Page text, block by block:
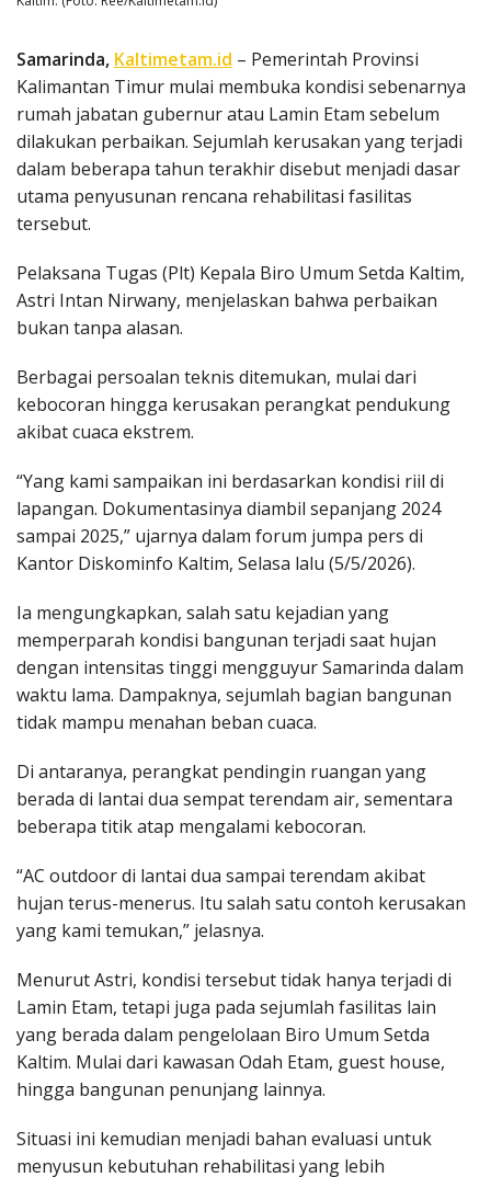
Samarinda, Kaltimetam.id – Pemerintah Provinsi
Kalimantan Timur mulai membuka kondisi sebenarnya
rumah jabatan gubernur atau Lamin Etam sebelum
dilakukan perbaikan. Sejumlah kerusakan yang terjadi
dalam beberapa tahun terakhir disebut menjadi dasar
utama penyusunan rencana rehabilitasi fasilitas
tersebut.
Pelaksana Tugas (Plt) Kepala Biro Umum Setda Kaltim,
Astri Intan Nirwany, menjelaskan bahwa perbaikan
bukan tanpa alasan.
Berbagai persoalan teknis ditemukan, mulai dari
kebocoran hingga kerusakan perangkat pendukung
akibat cuaca ekstrem.
“Yang kami sampaikan ini berdasarkan kondisi riil di
lapangan. Dokumentasinya diambil sepanjang 2024
sampai 2025,” ujarnya dalam forum jumpa pers di
Kantor Diskominfo Kaltim, Selasa lalu (5/5/2026).
Ia mengungkapkan, salah satu kejadian yang
memperparah kondisi bangunan terjadi saat hujan
dengan intensitas tinggi mengguyur Samarinda dalam
waktu lama. Dampaknya, sejumlah bagian bangunan
tidak mampu menahan beban cuaca.
Di antaranya, perangkat pendingin ruangan yang
berada di lantai dua sempat terendam air, sementara
beberapa titik atap mengalami kebocoran.
“AC outdoor di lantai dua sampai terendam akibat
hujan terus-menerus. Itu salah satu contoh kerusakan
yang kami temukan,” jelasnya.
Menurut Astri, kondisi tersebut tidak hanya terjadi di
Lamin Etam, tetapi juga pada sejumlah fasilitas lain
yang berada dalam pengelolaan Biro Umum Setda
Kaltim. Mulai dari kawasan Odah Etam, guest house,
hingga bangunan penunjang lainnya.
Situasi ini kemudian menjadi bahan evaluasi untuk
menyusun kebutuhan rehabilitasi yang lebih